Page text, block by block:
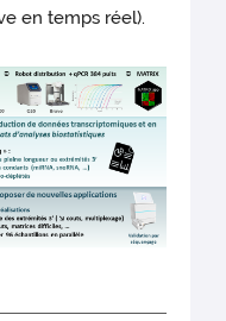
en temps réel).